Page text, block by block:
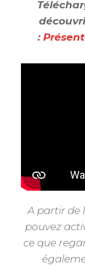
:
A partir de
pouvez
ce que